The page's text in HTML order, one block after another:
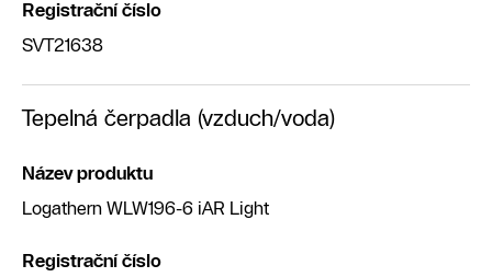
Registrační číslo
SVT21638
Tepelná čerpadla (vzduch/voda)
Název produktu
Logathern WLW196-6 iAR Light
Registrační číslo